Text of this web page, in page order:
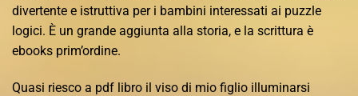
divertente e istruttiva per i bambini interessati ai puzzle
logici. È un grande aggiunta alla storia, e la scrittura è
ebooks prim’ordine.
Quasi riesco a pdf libro il viso di mio figlio illuminarsi